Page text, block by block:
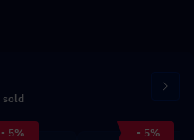
sold
- 5% - 5%